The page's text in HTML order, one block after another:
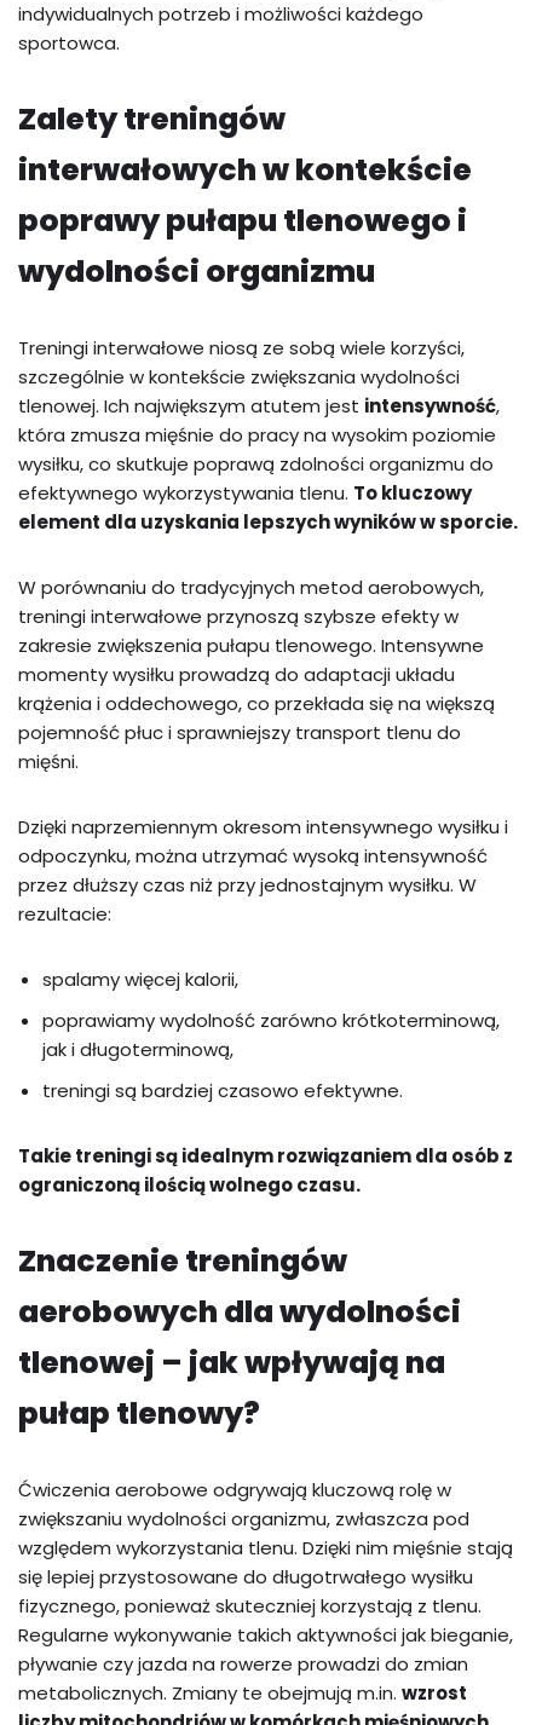
indywidualnych potrzeb i możliwości każdego
sportowca.
Zalety treningów
interwałowych w kontekście
poprawy pułapu tlenowego i
wydolności organizmu
Treningi interwałowe niosą ze sobą wiele korzyści,
szczególnie w kontekście zwiększania wydolności
tlenowej. Ich największym atutem jest intensywność,
która zmusza mięśnie do pracy na wysokim poziomie
wysiłku, co skutkuje poprawą zdolności organizmu do
efektywnego wykorzystywania tlenu. To kluczowy
element dla uzyskania lepszych wyników w sporcie.
W porównaniu do tradycyjnych metod aerobowych,
treningi interwałowe przynoszą szybsze efekty w
zakresie zwiększenia pułapu tlenowego. Intensywne
momenty wysiłku prowadzą do adaptacji układu
krążenia i oddechowego, co przekłada się na większą
pojemność płuc i sprawniejszy transport tlenu do
mięśni.
Dzięki naprzemiennym okresom intensywnego wysiłku i
odpoczynku, można utrzymać wysoką intensywność
przez dłuższy czas niż przy jednostajnym wysiłku. W
rezultacie:
spalamy więcej kalorii,
poprawiamy wydolność zarówno krótkoterminową,
jak i długoterminową,
treningi są bardziej czasowo efektywne.
Takie treningi są idealnym rozwiązaniem dla osób z
ograniczoną ilością wolnego czasu.
Znaczenie treningów
aerobowych dla wydolności
tlenowej – jak wpływają na
pułap tlenowy?
Ćwiczenia aerobowe odgrywają kluczową rolę w
zwiększaniu wydolności organizmu, zwłaszcza pod
względem wykorzystania tlenu. Dzięki nim mięśnie stają
się lepiej przystosowane do długotrwałego wysiłku
fizycznego, ponieważ skuteczniej korzystają z tlenu.
Regularne wykonywanie takich aktywności jak bieganie,
pływanie czy jazda na rowerze prowadzi do zmian
metabolicznych. Zmiany te obejmują m.in. wzrost